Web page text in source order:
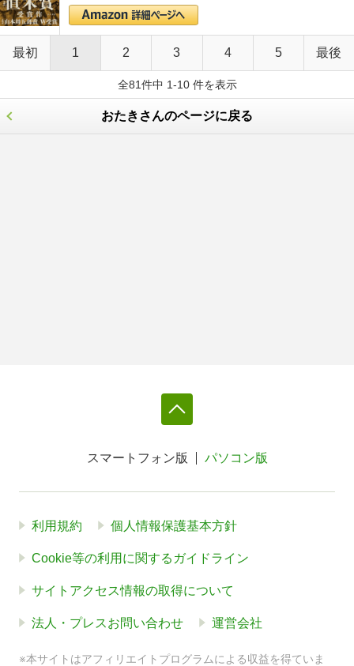
最初 1 2 3 4 5 最後
全81件中 1-10 件を表示
おたきさんのページに戻る
スマートフォン版 パソコン版
利用規約 個人情報保護基本方針
Cookie等の利用に関するガイドライン
サイトアクセス情報の取得について
法人・プレスお問い合わせ 運営会社
※本サイトはアフィリエイトプログラムによる収益を得ていま